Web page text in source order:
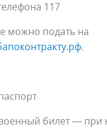
117
можно подать на
.
билет — при